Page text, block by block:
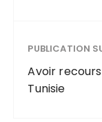
PUBLICATION
Avoir
Tunisie